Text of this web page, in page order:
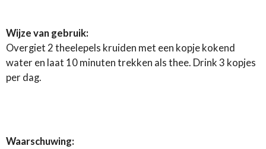
Wijze van gebruik:
Overgiet 2 theelepels kruiden met een kopje kokend
water en laat 10 minuten trekken als thee. Drink 3 kopjes
per dag.
Waarschuwing: